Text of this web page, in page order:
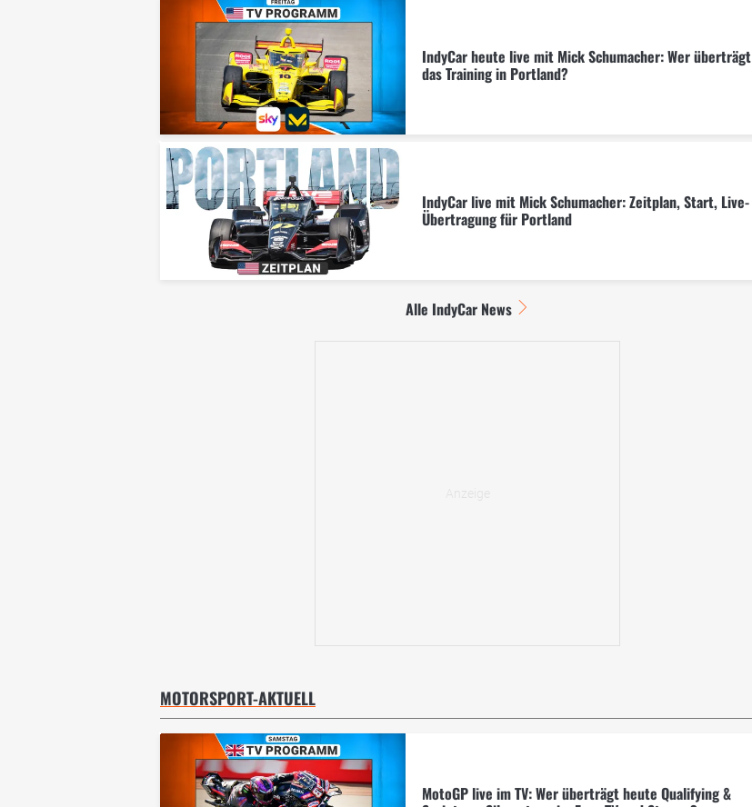
IndyCar heute live mit Mick Schumacher: Wer überträgt
das Training in Portland?
IndyCar live mit Mick Schumacher: Zeitplan, Start, Live-
Übertragung für Portland
Alle IndyCar News
MOTORSPORT-AKTUELL
MotoGP live im TV: Wer überträgt heute Qualifying &